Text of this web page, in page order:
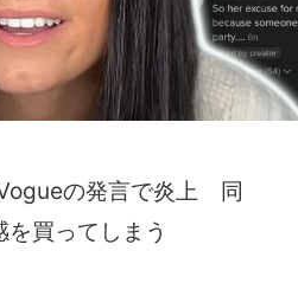
の発言で炎上 同
買ってしまう